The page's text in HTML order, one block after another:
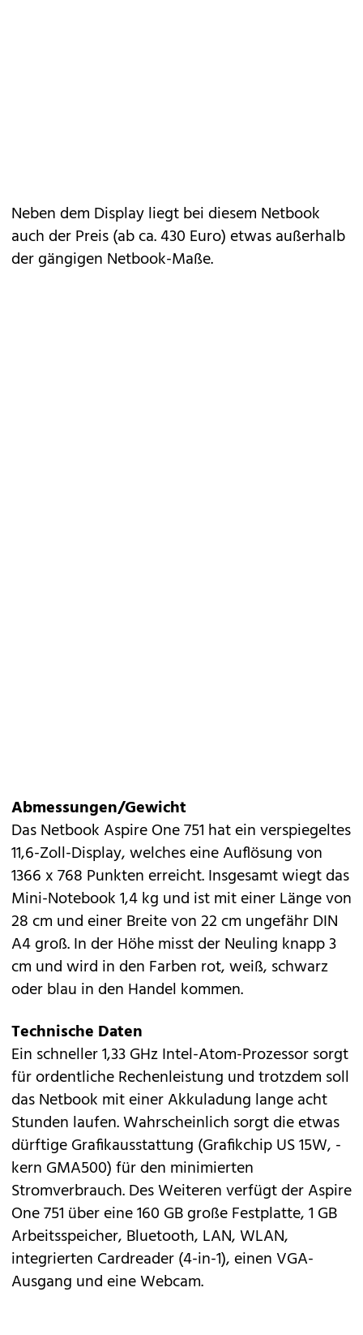
Neben dem Display liegt bei diesem Netbook
auch der Preis (ab ca. 430 Euro) etwas außerhalb
der gängigen Netbook-Maße.
Abmessungen/Gewicht
Das Netbook Aspire One 751 hat ein verspiegeltes
11,6-Zoll-Display, welches eine Auflösung von
1366 x 768 Punkten erreicht. Insgesamt wiegt das
Mini-Notebook 1,4 kg und ist mit einer Länge von
28 cm und einer Breite von 22 cm ungefähr DIN
A4 groß. In der Höhe misst der Neuling knapp 3
cm und wird in den Farben rot, weiß, schwarz
oder blau in den Handel kommen.
Technische Daten
Ein schneller 1,33 GHz Intel-Atom-Prozessor sorgt
für ordentliche Rechenleistung und trotzdem soll
das Netbook mit einer Akkuladung lange acht
Stunden laufen. Wahrscheinlich sorgt die etwas
dürftige Grafikausstattung (Grafikchip US 15W, -
kern GMA500) für den minimierten
Stromverbrauch. Des Weiteren verfügt der Aspire
One 751 über eine 160 GB große Festplatte, 1 GB
Arbeitsspeicher, Bluetooth, LAN, WLAN,
integrierten Cardreader (4-in-1), einen VGA-
Ausgang und eine Webcam.